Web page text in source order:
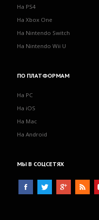
На PS4
На Xbox One
На Nintendo Switch
На Nintendo Wii U
ПО ПЛАТФОРМАМ
На PC
На iOS
На Mac
На Android
МЫ В СОЦСЕТЯХ